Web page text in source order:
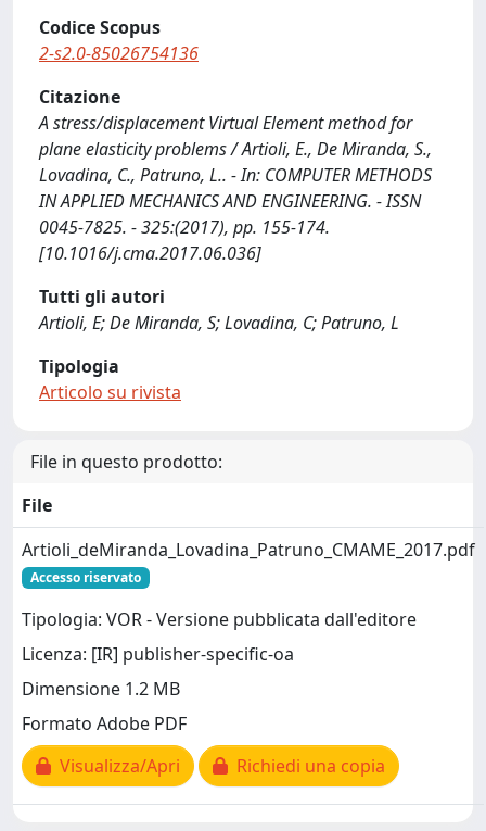
Codice Scopus
2-s2.0-85026754136
Citazione
A stress/displacement Virtual Element method for
plane elasticity problems / Artioli, E., De Miranda, S.,
Lovadina, C., Patruno, L.. - In: COMPUTER METHODS
IN APPLIED MECHANICS AND ENGINEERING. - ISSN
0045-7825. - 325:(2017), pp. 155-174.
[10.1016/j.cma.2017.06.036]
Tutti gli autori
Artioli, E; De Miranda, S; Lovadina, C; Patruno, L
Tipologia
Articolo su rivista
File in questo prodotto:
File
Artioli_deMiranda_Lovadina_Patruno_CMAME_2017.pdf
Accesso riservato
Tipologia: VOR - Versione pubblicata dall'editore
Licenza: [IR] publisher-specific-oa
Dimensione 1.2 MB
Formato Adobe PDF
Visualizza/Apri
Richiedi una copia